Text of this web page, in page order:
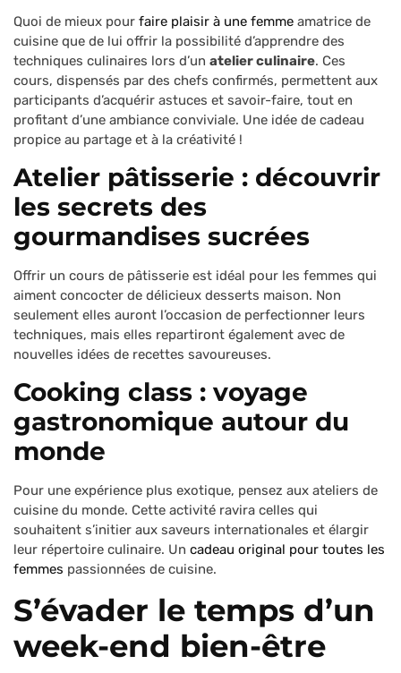
Quoi de mieux pour faire plaisir à une femme amatrice de
cuisine que de lui offrir la possibilité d’apprendre des
techniques culinaires lors d’un atelier culinaire. Ces
cours, dispensés par des chefs confirmés, permettent aux
participants d’acquérir astuces et savoir-faire, tout en
profitant d’une ambiance conviviale. Une idée de cadeau
propice au partage et à la créativité !
Atelier pâtisserie : découvrir
les secrets des
gourmandises sucrées
Offrir un cours de pâtisserie est idéal pour les femmes qui
aiment concocter de délicieux desserts maison. Non
seulement elles auront l’occasion de perfectionner leurs
techniques, mais elles repartiront également avec de
nouvelles idées de recettes savoureuses.
Cooking class : voyage
gastronomique autour du
monde
Pour une expérience plus exotique, pensez aux ateliers de
cuisine du monde. Cette activité ravira celles qui
souhaitent s’initier aux saveurs internationales et élargir
leur répertoire culinaire. Un cadeau original pour toutes les
femmes passionnées de cuisine.
S’évader le temps d’un
week-end bien-être